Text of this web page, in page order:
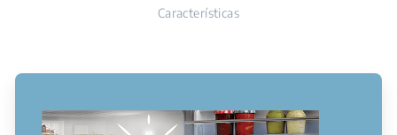
Características